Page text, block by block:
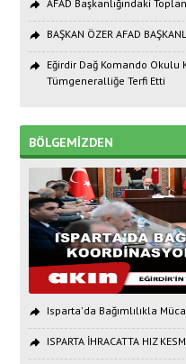
AFAD Başkanlığındaki
BAŞKAN ÖZER AFAD
Eğirdir Dağ Komando Okulu
Tümgeneralliğe Terfi Etti
BÖLGEMİZDEN
Isparta'da Bağımlılıkla
ISPARTA İHRACATTA HIZ